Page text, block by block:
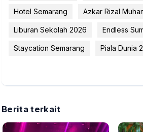
Hotel Semarang Azkar Rizal
Liburan Sekolah 2026 Endless
Staycation Semarang Piala Dunia
Berita terkait